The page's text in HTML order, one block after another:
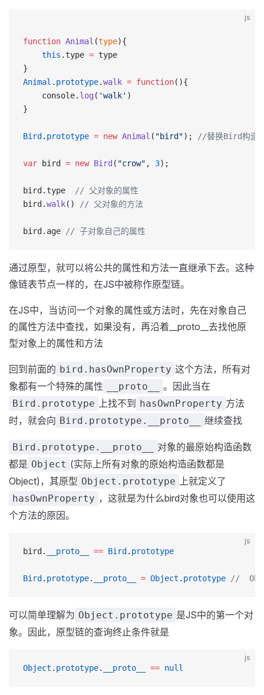
js
function Animal (type){
    this
.type = type
}
Animal . prototype.walk = function(){
    console.
log ( 'walk' )
}
Bird . prototype = new Animal ( "bird"); //替换Bird构造
var bird = new Bird ( "crow" , 3);
bird.type
// 父对象的属性
bird.walk() // 父对象的方法
bird.age // 子对象自己的属性
通过原型，就可以将公共的属性和方法一直继承下去。这种
像链表节点一样的，在JS中被称作原型链。
在JS中，当访问一个对象的属性或方法时，先在对象自己
的属性方法中查找，如果没有，再沿着__proto__去找他原
型对象上的属性和方法
回到前面的 bird.hasOwnProperty 这个方法，所有对
象都有一个特殊的属性
__proto__ 。因此当在
Bird.prototype 上找不到 hasOwnProperty 方法
时，就会向 Bird.prototype.__proto__ 继续查找
Bird.prototype.__proto__
对象的最原始构造函数
都是 Object (实际上所有对象的原始构造函数都是
Object)，其原型 Object.prototype 上就定义了
hasOwnProperty ，这就是为什么bird对象也可以使用这
个方法的原因。
js
bird. __proto__ == Bird . prototype
Bird . prototype. __proto__ = Object . prototype //
可以简单理解为 Object.prototype 是JS中的第一个对
象。因此，原型链的查询终止条件就是
js
Object . prototype. __proto__ == null